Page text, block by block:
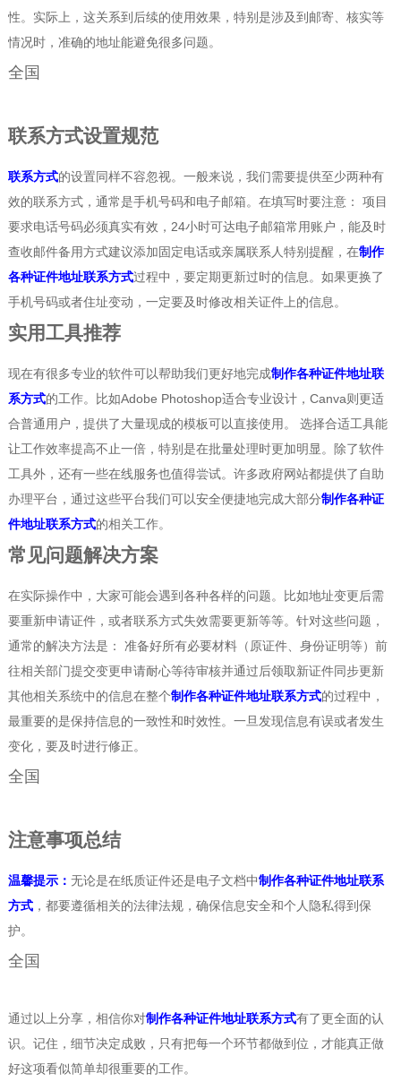
性。实际上，这关系到后续的使用效果，特别是涉及到邮寄、核实等
情况时，准确的地址能避免很多问题。
全国
联系方式设置规范
联系方式的设置同样不容忽视。一般来说，我们需要提供至少两种有
效的联系方式，通常是手机号码和电子邮箱。在填写时要注意： 项目
要求电话号码必须真实有效，24小时可达电子邮箱常用账户，能及时
查收邮件备用方式建议添加固定电话或亲属联系人特别提醒，在制作
各种证件地址联系方式过程中，要定期更新过时的信息。如果更换了
手机号码或者住址变动，一定要及时修改相关证件上的信息。
实用工具推荐
现在有很多专业的软件可以帮助我们更好地完成制作各种证件地址联
系方式的工作。比如Adobe Photoshop适合专业设计，Canva则更适
合普通用户，提供了大量现成的模板可以直接使用。 选择合适工具能
让工作效率提高不止一倍，特别是在批量处理时更加明显。除了软件
工具外，还有一些在线服务也值得尝试。许多政府网站都提供了自助
办理平台，通过这些平台我们可以安全便捷地完成大部分制作各种证
件地址联系方式的相关工作。
常见问题解决方案
在实际操作中，大家可能会遇到各种各样的问题。比如地址变更后需
要重新申请证件，或者联系方式失效需要更新等等。针对这些问题，
通常的解决方法是： 准备好所有必要材料（原证件、身份证明等）前
往相关部门提交变更申请耐心等待审核并通过后领取新证件同步更新
其他相关系统中的信息在整个制作各种证件地址联系方式的过程中，
最重要的是保持信息的一致性和时效性。一旦发现信息有误或者发生
变化，要及时进行修正。
全国
注意事项总结
温馨提示： 无论是在纸质证件还是电子文档中制作各种证件地址联系
方式，都要遵循相关的法律法规，确保信息安全和个人隐私得到保
护。
全国
通过以上分享，相信你对制作各种证件地址联系方式有了更全面的认
识。记住，细节决定成败，只有把每一个环节都做到位，才能真正做
好这项看似简单却很重要的工作。